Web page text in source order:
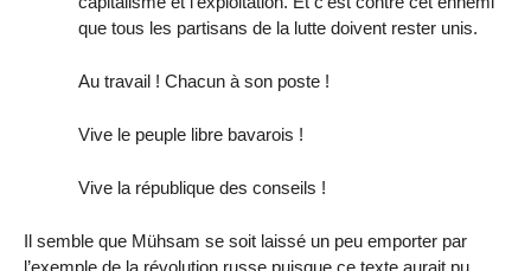
que tous les partisans de la lutte doivent rester unis.
Au travail ! Chacun à son poste !
Vive le peuple libre bavarois !
Vive la république des conseils !
Il semble que Mühsam se soit laissé un peu emporter par
l’exemple de la révolution russe puisque ce texte aurait pu